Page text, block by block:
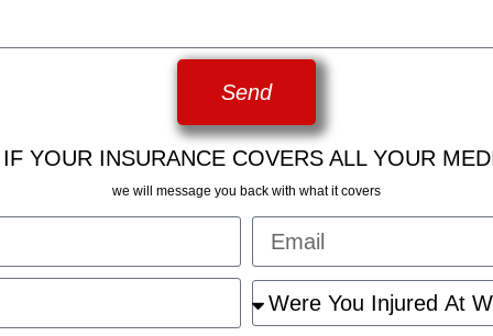
Send
YOUR INSURANCE COVERS ALL YOUR
we will message you back with what it covers